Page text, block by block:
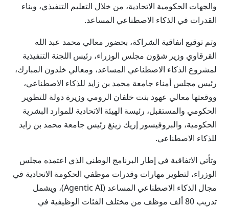
والجهات الحكومية الاتحادية، من خلال التعليم التنفيذي، وبناء
القدرات في الذكاء الاصطناعي المساعد.
وتم توقيع اتفاقية الشراكة، بحضور معالي محمد عبد الله
القرقاوي وزير شؤون مجلس الوزراء، رئيس اللجنة التنفيذية
لمشروع الذكاء الاصطناعي المساعد، ومعالي خلدون المبارك،
رئيس مجلس أمناء جامعة محمد بن زايد للذكاء الاصطناعي،
ووقعتها معالي عهود بنت خلفان الرومي وزيرة دولة للتطوير
الحكومي والمستقبل، رئيسة الهيئة الاتحادية للموارد البشرية
الحكومية، والبروفيسور إريك زينغ رئيس جامعة محمد بن زايد
للذكاء الاصطناعي.
وتأتي الاتفاقية في إطار البرنامج الوطني الذي اعتمده مجلس
الوزراء، لتطوير مهارات وقدرات موظفي الحكومة الاتحادية في
مجال الذكاء الاصطناعي المساعد (Agentic AI)، ويشمل
تدريب 80 ألف موظف من مختلف الفئات الوظيفية في